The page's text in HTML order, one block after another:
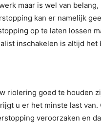
maar is wel van
kan er namelijk
op te laten lossen
inschakelen is altijd
riolering goed te houden
u er het minste last
veroorzaken en